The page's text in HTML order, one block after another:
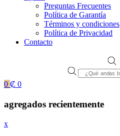
Preguntas Frecuentes
Política de Garantía
Términos y condiciones
Política de Privacidad
Contacto
Products
search
0 ₡ 0
agregados recientemente
x